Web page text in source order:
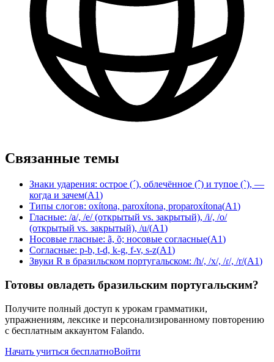
Связанные темы
Знаки ударения: острое (´), облечённое (ˆ) и тупое (`), —
когда и зачем(A1)
Типы слогов: oxítona, paroxítona, proparoxítona(A1)
Гласные: /a/, /e/ (открытый vs. закрытый), /i/, /o/
(открытый vs. закрытый), /u/(A1)
Носовые гласные: ã, õ; носовые согласные(A1)
Согласные: p-b, t-d, k-g, f-v, s-z(A1)
Звуки R в бразильском португальском: /h/, /x/, /ɾ/, /r/(A1)
Готовы овладеть бразильским португальским?
Получите полный доступ к урокам грамматики,
упражнениям, лексике и персонализированному повторению
с бесплатным аккаунтом Falando.
Начать учиться бесплатноВойти